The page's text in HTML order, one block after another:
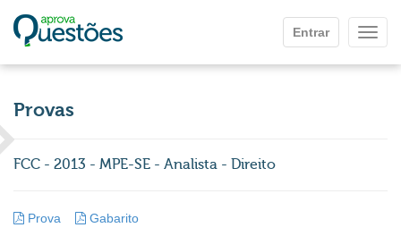
Entrar
Provas
FCC - 2013 - MPE-SE - Analista - Direito
Prova Gabarito